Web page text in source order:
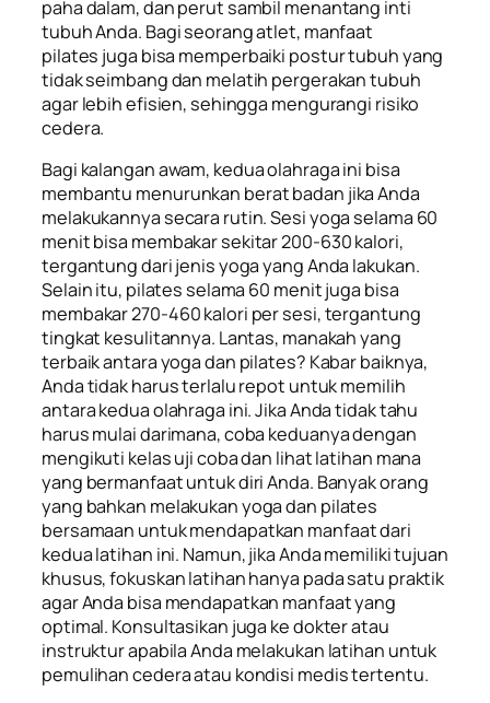
paha dalam, dan perut sambil menantang inti
tubuh Anda. Bagi seorang atlet, manfaat
pilates juga bisa memperbaiki postur tubuh yang
tidak seimbang dan melatih pergerakan tubuh
agar lebih efisien, sehingga mengurangi risiko
cedera.
Bagi kalangan awam, kedua olahraga ini bisa
membantu menurunkan berat badan jika Anda
melakukannya secara rutin. Sesi yoga selama 60
menit bisa membakar sekitar 200-630 kalori,
tergantung dari jenis yoga yang Anda lakukan.
Selain itu, pilates selama 60 menit juga bisa
membakar 270-460 kalori per sesi, tergantung
tingkat kesulitannya. Lantas, manakah yang
terbaik antara yoga dan pilates? Kabar baiknya,
Anda tidak harus terlalu repot untuk memilih
antara kedua olahraga ini. Jika Anda tidak tahu
harus mulai darimana, coba keduanya dengan
mengikuti kelas uji coba dan lihat latihan mana
yang bermanfaat untuk diri Anda. Banyak orang
yang bahkan melakukan yoga dan pilates
bersamaan untuk mendapatkan manfaat dari
kedua latihan ini. Namun, jika Anda memiliki tujuan
khusus, fokuskan latihan hanya pada satu praktik
agar Anda bisa mendapatkan manfaat yang
optimal. Konsultasikan juga ke dokter atau
instruktur apabila Anda melakukan latihan untuk
pemulihan cedera atau kondisi medis tertentu.